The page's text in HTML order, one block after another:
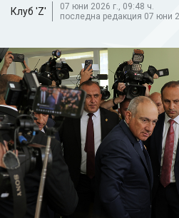
Клуб 'Z'
07 юни 2026 г., 09:48 ч.
последна редакция 07 юни